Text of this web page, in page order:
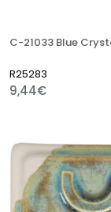
R25283
9,44€